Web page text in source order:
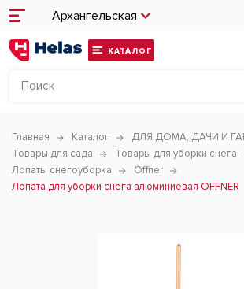
Архангельская
КАТАЛОГ
Главная Каталог
ДЛЯ ДОМА, ДАЧИ И
Товары для сада
Товары для уборки снега
Лопаты снегоуборка
Offner
Лопата для уборки снега алюминиевая OFFNER